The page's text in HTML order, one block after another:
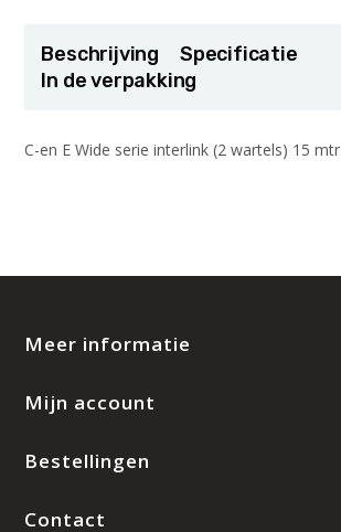
Beschrijving
Specificatie
In de verpakking
C-en E Wide serie interlink (2 wartels) 15 mtr
Meer informatie
Mijn account
Bestellingen
Contact